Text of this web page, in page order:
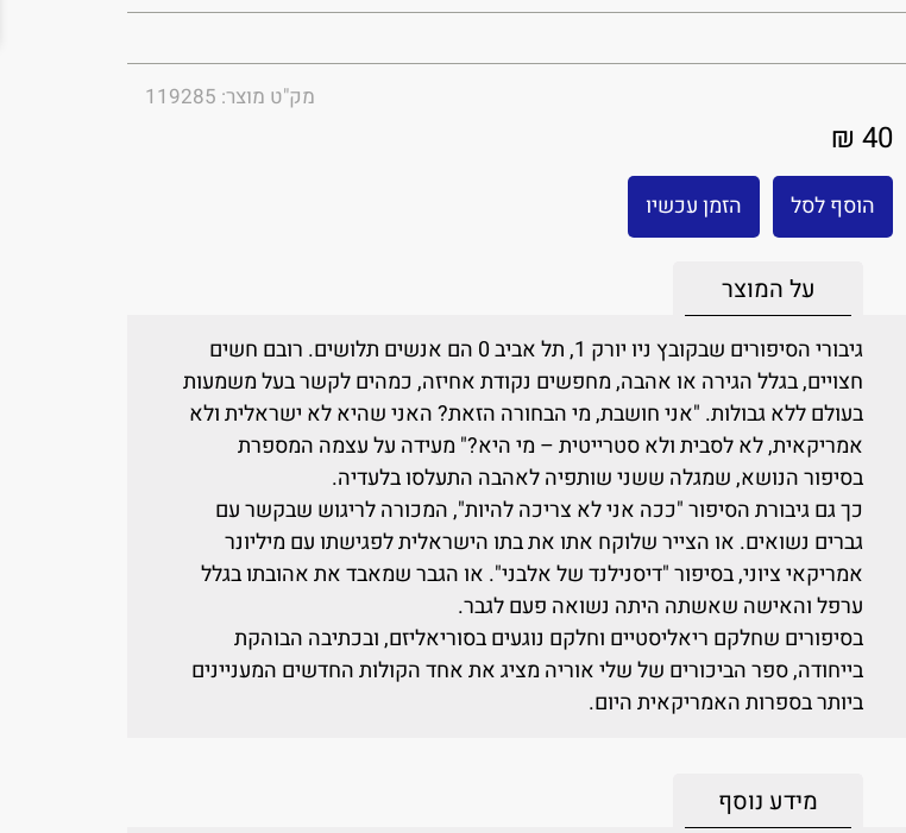
מק"ט מוצר: 119285
40 ₪
הוסף לסל הזמן עכשיו
על המוצר
גיבורי הסיפורים שבקובץ ניו יורק 1, תל אביב 0 הם אנשים תלושים. רובם חשים
חצויים, בגלל הגירה או אהבה, מחפשים נקודת אחיזה, כמהים לקשר בעל משמעות
בעולם ללא גבולות. "אני חושבת, מי הבחורה הזאת? האני שהיא לא ישראלית ולא
אמריקאית, לא לסבית ולא סטרייטית – מי היא?" מעידה על עצמה המספרת
בסיפור הנושא, שמגלה ששני שותפיה לאהבה התעלסו בלעדיה.
כך גם גיבורת הסיפור "ככה אני לא צריכה להיות", המכורה לריגוש שבקשר עם
גברים נשואים. או הצייר שלוקח אתו את בתו הישראלית לפגישתו עם מיליונר
אמריקאי ציוני, בסיפור "דיסנילנד של אלבני". או הגבר שמאבד את אהובתו בגלל
ערפל והאישה שאשתה היתה נשואה פעם לגבר.
בסיפורים שחלקם ריאליסטיים וחלקם נוגעים בסוריאליזם, ובכתיבה הבוהקת
בייחודה, ספר הביכורים של שלי אוריה מציג את אחד הקולות החדשים המעניינים
ביותר בספרות האמריקאית היום.
מידע נוסף